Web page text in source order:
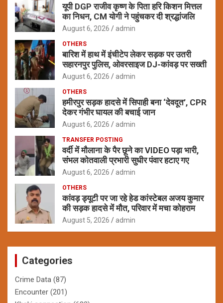
यूपी DGP राजीव कृष्ण के पिता हरि किशन मित्तल
का निधन, CM योगी ने पहुंचकर दी श्रद्धांजलि
August 6, 2026 admin
OTHERS
बारिश में हाथ में इंचीटेप लेकर सड़क पर उतरी
सहारनपुर पुलिस, ओवरसाइज DJ-कांवड़ पर सख्ती
August 6, 2026 admin
OTHERS
हमीरपुर सड़क हादसे में सिपाही बना ‘देवदूत’, CPR
देकर गंभीर घायल की बचाई जान
August 6, 2026 admin
TRANSFER POSTING
वर्दी में मौलाना के पैर छूने का VIDEO पड़ा भारी,
संभल कोतवाली प्रभारी सुधीर पंवार हटाए गए
August 6, 2026 admin
OTHERS
कांवड़ ड्यूटी पर जा रहे हेड कांस्टेबल अजय कुमार
की सड़क हादसे में मौत, परिवार में मचा कोहराम
August 5, 2026 admin
Categories
Crime Data (87)
Encounter (201)